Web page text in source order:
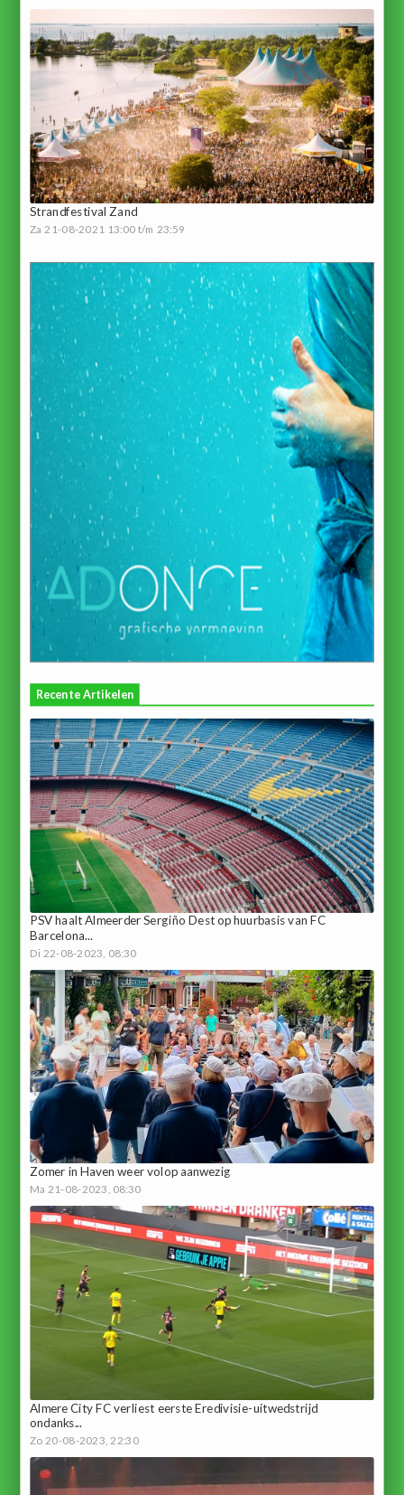
Strandfestival Zand
Za 21-08-2021 13:00 t/m 23:59
Recente Artikelen
PSV haalt Almeerder Sergiño Dest op huurbasis van FC
Barcelona...
Di 22-08-2023, 08:30
Zomer in Haven weer volop aanwezig
Ma 21-08-2023, 08:30
Almere City FC verliest eerste Eredivisie-uitwedstrijd
ondanks...
Zo 20-08-2023, 22:30